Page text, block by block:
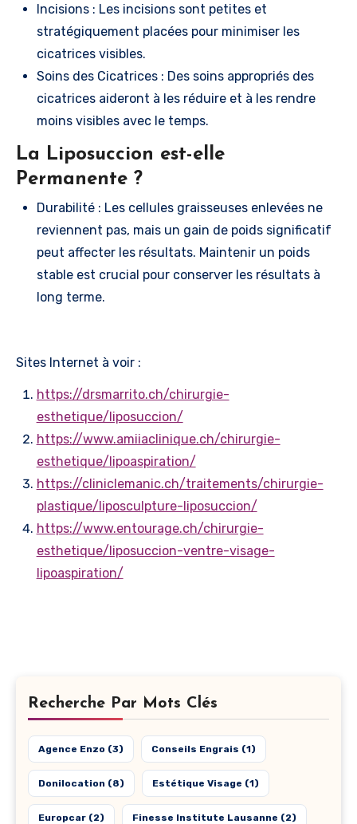
Incisions : Les incisions sont petites et
stratégiquement placées pour minimiser les
cicatrices visibles.
Soins des Cicatrices : Des soins appropriés des
cicatrices aideront à les réduire et à les rendre
moins visibles avec le temps.
La Liposuccion est-elle
Permanente ?
Durabilité : Les cellules graisseuses enlevées ne
reviennent pas, mais un gain de poids significatif
peut affecter les résultats. Maintenir un poids
stable est crucial pour conserver les résultats à
long terme.
Sites Internet à voir :
https://drsmarrito.ch/chirurgie-
esthetique/liposuccion/
https://www.amiiaclinique.ch/chirurgie-
esthetique/lipoaspiration/
https://cliniclemanic.ch/traitements/chirurgie-
plastique/liposculpture-liposuccion/
https://www.entourage.ch/chirurgie-
esthetique/liposuccion-ventre-visage-
lipoaspiration/
Recherche Par Mots Clés
Agence Enzo (3) Conseils Engrais (1)
Donilocation (8) Estétique Visage (1)
Europcar (2) Finesse Institute Lausanne (2)